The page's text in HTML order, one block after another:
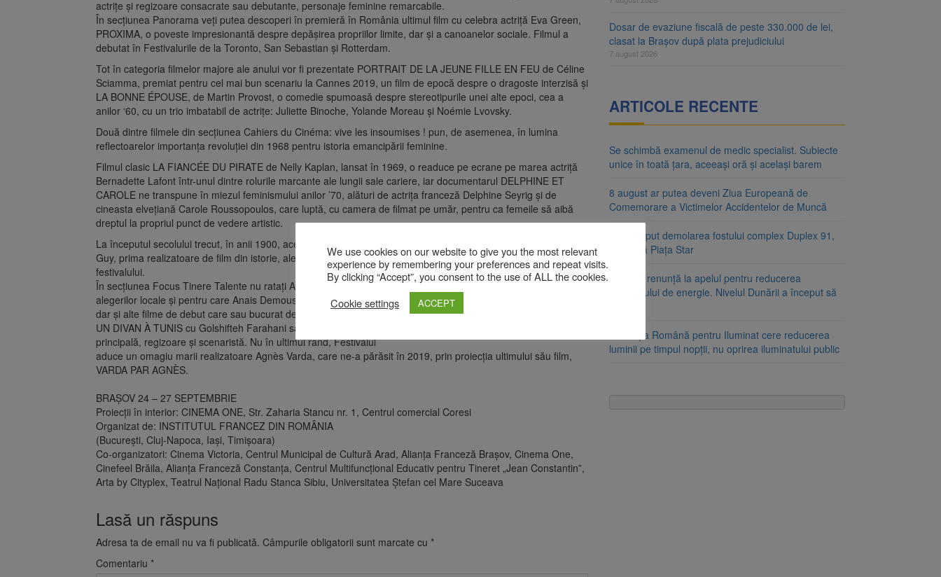
actrițe și regizoare consacrate sau debutante, personaje feminine remarcabile.
În secțiunea Panorama veți putea descoperi în premieră în România ultimul film cu celebra actriță Eva Green,
PROXIMA, o poveste impresionantă despre depășirea propriilor limite, dar și a canoanelor sociale. Filmul a
debutat în Festivalurile de la Toronto, San Sebastian și Rotterdam.
Tot în categoria filmelor majore ale anului vor fi prezentate PORTRAIT DE LA JEUNE FILLE EN FEU de Céline
Sciamma, premiat pentru cel mai bun scenariu la Cannes 2019, un film de epocă despre o dragoste interzisă și
LA BONNE ÉPOUSE, de Martin Provost, o comedie spumoasă despre stereotipurile unei alte epoci, cea a
anilor ‘60, cu un trio imbatabil de actrițe: Juliette Binoche, Yolande Moreau și Noémie Lvovsky.
Două dintre filmele din secțiunea Cahiers du Cinéma: vive les insoumises ! pun, de asemenea, în lumina
reflectoarelor importanța revoluției din 1968 pentru istoria emancipării feminine.
Filmul clasic LA FIANCÉE DU PIRATE de Nelly Kaplan, lansat în 1969, o readuce pe ecrane pe marea actriță
Bernadette Lafont într-unul dintre rolurile marcante ale lungii sale cariere, iar documentarul DELPHINE ET
CAROLE ne transpune în miezul feminismului anilor ’70, alături de actrița franceză Delphine Seyrig și de
cineasta elvețiană Carole Roussopoulos, care luptă, cu camera de filmat pe umăr, pentru ca femeile să aibă
dreptul la propriul punct de vedere artistic.
La începutul secolului trecut, în anii 1900, aceeași luptă era purtată – cu mijloace de filmare diferite – de Alice
Guy, prima realizatoare de film din istorie, ale cărei scurtmetraje vor fi prezentate în premieră în cadrul
festivalului.
În secțiunea Focus Tinere Talente nu ratați ALICE ET LE MAIRE de Nicolas Pariser, care tratează chiar tema
alegerilor locale și pentru care Anais Demoustier a fost recompensată cu César pentru cea mai bună actriță,
dar și alte filme de debut care sau bucurat de succes în rândul criticilor de cinema și al publicului francez, ca
UN DIVAN À TUNIS cu Golshifteh Farahani sau TU MÉRITES UN AMOUR, în care Hafsia Herzi este actriță
principală, regizoare și scenaristă. Nu în ultimul rând, Festivalul
aduce un omagiu marii realizatoare Agnès Varda, care ne-a părăsit în 2019, prin proiecția ultimului său film,
VARDA PAR AGNÈS.
BRAȘOV 24 – 27 SEPTEMBRIE
Proiecții în interior: CINEMA ONE, Str. Zaharia Stancu nr. 1, Centrul comercial Coresi
Organizat de: INSTITUTUL FRANCEZ DIN ROMÂNIA
(București, Cluj-Napoca, Iași, Timișoara)
Co-organizatori: Cinema Victoria, Centrul Municipal de Cultură Arad, Alianța Franceză Brașov, Cinema One,
Cinefeel Brăila, Alianța Franceză Constanța, Centrul Multifuncțional Educativ pentru Tineret „Jean Constantin”,
Arta by Cityplex, Teatrul Național Radu Stanca Sibiu, Universitatea Ştefan cel Mare Suceava
Lasă un răspuns
Adresa ta de email nu va fi publicată. Câmpurile obligatorii sunt marcate cu *
Comentariu *
Dosar de evaziune fiscală de peste 330.000 de lei,
clasat la Brașov după plata prejudiciului
7 august 2026
ARTICOLE RECENTE
Se schimbă examenul de medic specialist. Subiecte
unice în toată țara, aceeași oră și același barem
8 august ar putea deveni Ziua Europeană de
Comemorare a Victimelor Accidentelor de Muncă
Am început demolarea fostului complex Duplex 91,
de lângă Piața Star
Ungaria renunță la apelul pentru reducerea
consumului de energie. Nivelul Dunării a început să
Asociația Română pentru Iluminat cere reducerea
luminii pe timpul nopții, nu oprirea iluminatului public
We use cookies on our website to give you the most relevant
experience by remembering your preferences and repeat visits.
By clicking “Accept”, you consent to the use of ALL the cookies.
Cookie settings
ACCEPT